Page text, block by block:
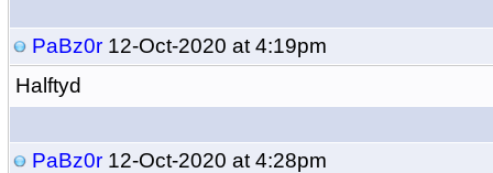
PaBz0r12-Oct-2020 at 4:19pm
Halftyd
PaBz0r12-Oct-2020 at 4:28pm